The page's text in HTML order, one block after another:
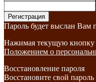
Пароль будет выслан Вам
Нажимая текущую кнопку
Положением о
Восстановление пароля
Восстановите свой пароль